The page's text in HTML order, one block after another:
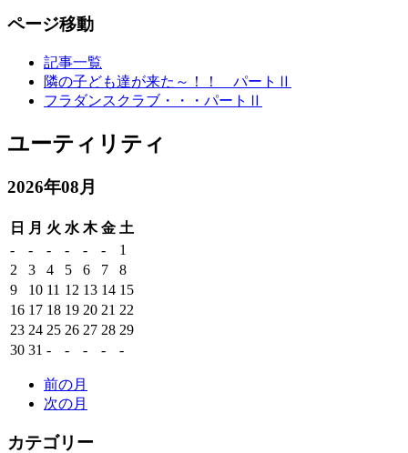
ページ移動
記事一覧
隣の子ども達が来た～！！ パートⅡ
フラダンスクラブ・・・パートⅡ
ユーティリティ
2026年08月
日 月 火 水 木 金 土
-
- - - - -
1
2
3 4 5 6 7
8
9
10 11 12 13 14 15
16 17 18 19 20 21 22
23 24 25 26 27 28 29
30 31 - - - - -
前の月
次の月
カテゴリー